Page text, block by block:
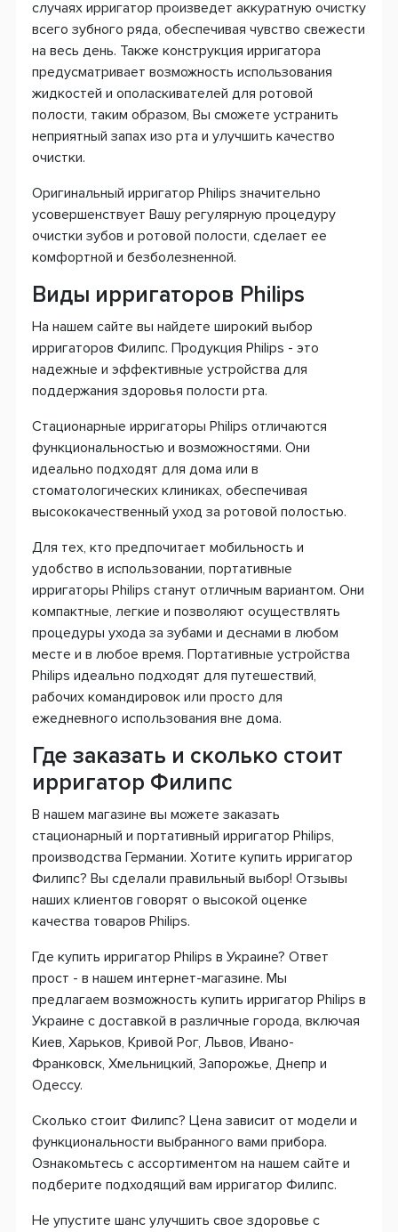
случаях ирригатор произведет аккуратную очистку
всего зубного ряда, обеспечивая чувство свежести
на весь день. Также конструкция ирригатора
предусматривает возможность использования
жидкостей и ополаскивателей для ротовой
полости, таким образом, Вы сможете устранить
неприятный запах изо рта и улучшить качество
очистки.
Оригинальный ирригатор Philips значительно
усовершенствует Вашу регулярную процедуру
очистки зубов и ротовой полости, сделает ее
комфортной и безболезненной.
Виды ирригаторов Philips
На нашем сайте вы найдете широкий выбор
ирригаторов Филипс. Продукция Philips - это
надежные и эффективные устройства для
поддержания здоровья полости рта.
Стационарные ирригаторы Philips отличаются
функциональностью и возможностями. Они
идеально подходят для дома или в
стоматологических клиниках, обеспечивая
высококачественный уход за ротовой полостью.
Для тех, кто предпочитает мобильность и
удобство в использовании, портативные
ирригаторы Philips станут отличным вариантом. Они
компактные, легкие и позволяют осуществлять
процедуры ухода за зубами и деснами в любом
месте и в любое время. Портативные устройства
Philips идеально подходят для путешествий,
рабочих командировок или просто для
ежедневного использования вне дома.
Где заказать и сколько стоит
ирригатор Филипс
В нашем магазине вы можете заказать
стационарный и портативный ирригатор Philips,
производства Германии. Хотите купить ирригатор
Филипс? Вы сделали правильный выбор! Отзывы
наших клиентов говорят о высокой оценке
качества товаров Philips.
Где купить ирригатор Philips в Украине? Ответ
прост - в нашем интернет-магазине. Мы
предлагаем возможность купить ирригатор Philips в
Украине с доставкой в различные города, включая
Киев, Харьков, Кривой Рог, Львов, Ивано-
Франковск, Хмельницкий, Запорожье, Днепр и
Одессу.
Сколько стоит Филипс? Цена зависит от модели и
функциональности выбранного вами прибора.
Ознакомьтесь с ассортиментом на нашем сайте и
подберите подходящий вам ирригатор Филипс.
Не упустите шанс улучшить свое здоровье с